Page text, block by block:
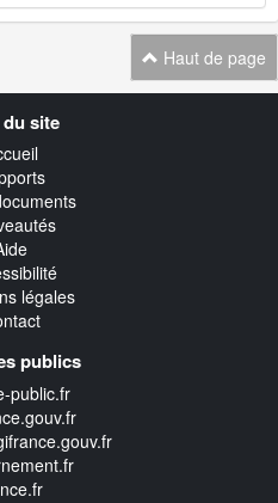
Haut de page
du site
légales
publics
public.fr